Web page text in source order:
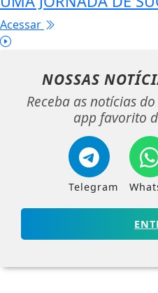
Acessar
NOSSAS
Receba as notícias
app favorito
Telegram